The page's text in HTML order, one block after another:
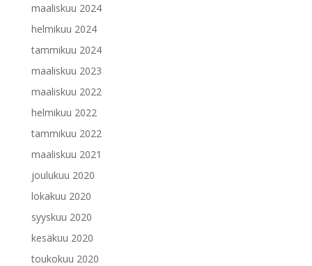
maaliskuu 2024
helmikuu 2024
tammikuu 2024
maaliskuu 2023
maaliskuu 2022
helmikuu 2022
tammikuu 2022
maaliskuu 2021
joulukuu 2020
lokakuu 2020
syyskuu 2020
kesäkuu 2020
toukokuu 2020